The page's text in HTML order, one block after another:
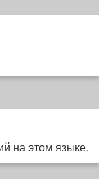
на этом языке.